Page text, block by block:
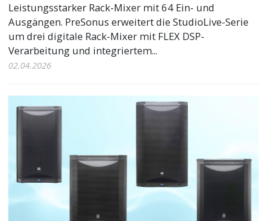
Leistungsstarker Rack-Mixer mit 64 Ein- und
Ausgängen. PreSonus erweitert die StudioLive-Serie
um drei digitale Rack-Mixer mit FLEX DSP-
Verarbeitung und integriertem...
02.04.2026